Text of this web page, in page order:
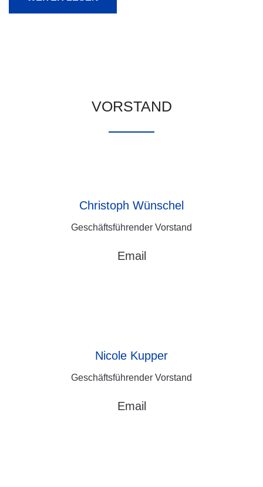
VORSTAND
Christoph Wünschel
Geschäftsführender Vorstand
Email
Nicole Kupper
Geschäftsführender Vorstand
Email